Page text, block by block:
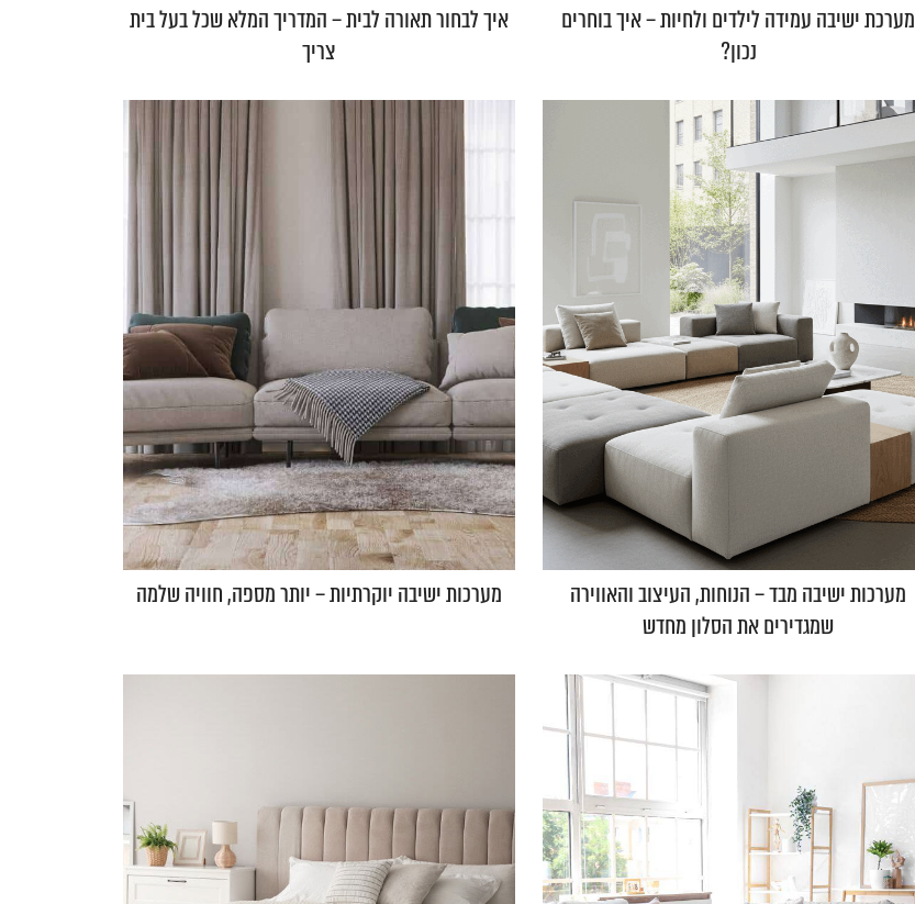
מערכת ישיבה עמידה לילדים ולחיות – איך בוחרים
נכון?
איך לבחור תאורה לבית – המדריך המלא שכל בעל בית
צריך
מערכות ישיבה מבד – הנוחות, העיצוב והאווירה
שמגדירים את הסלון מחדש
מערכות ישיבה יוקרתיות – יותר מספה, חוויה שלמה